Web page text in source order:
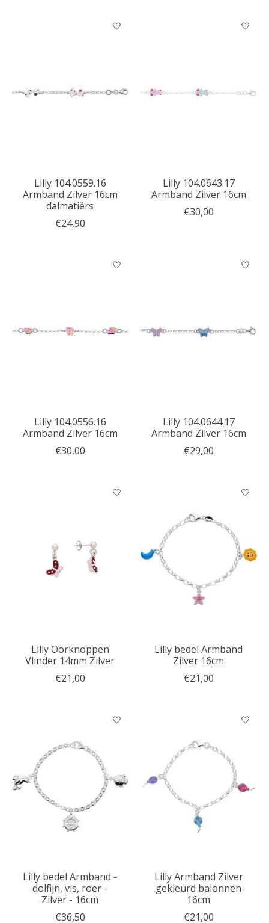
Lilly 104.0559.16
Armband Zilver 16cm
dalmatiërs
€24,90
Lilly 104.0643.17
Armband Zilver 16cm
€30,00
Lilly 104.0556.16
Armband Zilver 16cm
€30,00
Lilly 104.0644.17
Armband Zilver 16cm
€29,00
Lilly Oorknoppen
Vlinder 14mm Zilver
€21,00
Lilly bedel Armband
Zilver 16cm
€21,00
Lilly bedel Armband -
dolfijn, vis, roer -
Zilver - 16cm
€36,50
Lilly Armband Zilver
gekleurd balonnen
16cm
€21,00